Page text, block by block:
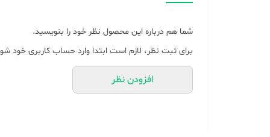
شما هم درباره این محصول نظر خود را بنویسید.
برای ثبت نظر، لازم است ابتدا وارد حساب کاربری خود
افزودن نظر